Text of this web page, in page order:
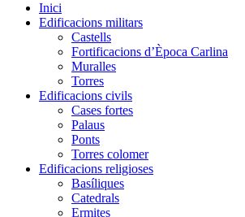
Inici
Edificacions militars
Castells
Fortificacions d’Època Carlina
Muralles
Torres
Edificacions civils
Cases fortes
Palaus
Ponts
Torres colomer
Edificacions religioses
Basíliques
Catedrals
Ermites